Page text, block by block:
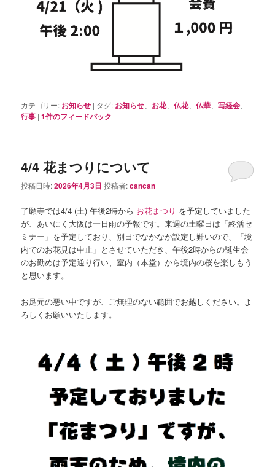
カテゴリー: お知らせ | タグ: お知らせ お花、仏花、仏華 、写経会
行事 |1件のフィードバック
4/4 花まつりについて
投稿日時:2026年4月3日 投稿者:cancan
了願寺では4/4 (土) 午後2時から お花まつり を予定していました
が、あいにく大阪は一日雨の予報です。来週の土曜日は「終活セ
ミナー」を予定しており、別日でなかなか設定し難いので、「境
内でのお花見は中止」とさせていただき、午後2時からの誕生会
のお勤めは予定通り行い、室内（本堂）から境内の桜を楽しもう
と思います。
お足元の悪い中ですが、ご無理のない範囲でお越しください。よ
ろしくお願いいたします。